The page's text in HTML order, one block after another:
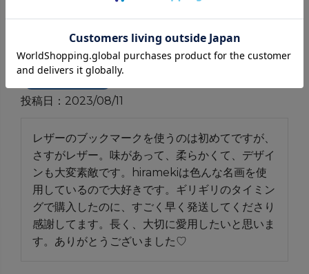
アートヌメ｜アート レザーブックマーク しおり・
栞【全8柄】
投稿日
2023/08/11
レザーのブックマークを使うのは初めてですが、
さすがレザー。味があって、柔らかくて、デザイ
ンも大変素敵です。hiramekiは色んな名画を使
用しているので大好きです。ギリギリのタイミン
グで購入したのに、すごく早く発送してくださり
感謝してます。長く、大切に愛用したいと思いま
す。ありがとうございました♡